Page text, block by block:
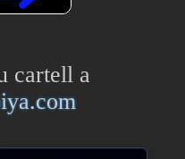
cartell a